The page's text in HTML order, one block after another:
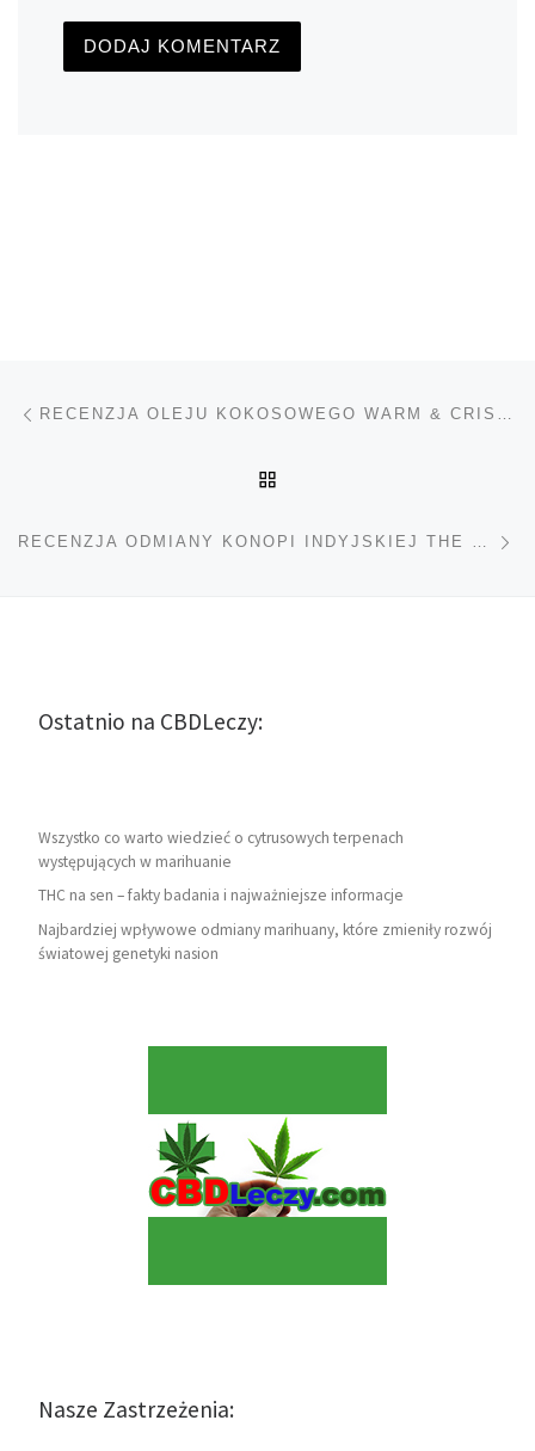
Nawigacja wpisu RECENZJA OLEJU KOKOSOWEGO WARM & CRISPY
RECENZJA ODMIANY KONOPI INDYJSKIEJ THE WHITE
Ostatnio na CBDLeczy:
Wszystko co warto wiedzieć o cytrusowych terpenach
występujących w marihuanie
THC na sen – fakty badania i najważniejsze informacje
Najbardziej wpływowe odmiany marihuany, które zmieniły rozwój
światowej genetyki nasion
Nasze Zastrzeżenia: